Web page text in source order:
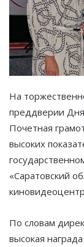
На
преддверии
Почетная
высоких
«Саратовский
По словам
высокая